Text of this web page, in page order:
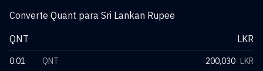
Converte Quant para Sri Lankan Rupee
QNT
LKR
0.01 QNT 200,030 LKR